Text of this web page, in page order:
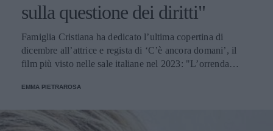
sulla questione dei diritti"
Famiglia Cristiana ha dedicato l’ultima copertina di
dicembre all’attrice e regista di ‘C’è ancora domani’, il
film più visto nelle sale italiane nel 2023: "L’orrenda
mesi ha fatto comprendere come e quanto sia necessario
EMMA PIETRAROSA